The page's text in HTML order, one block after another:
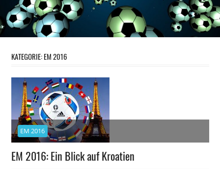
KATEGORIE:EM 2016
EM 2016
EM 2016: Ein Blick auf Kroatien